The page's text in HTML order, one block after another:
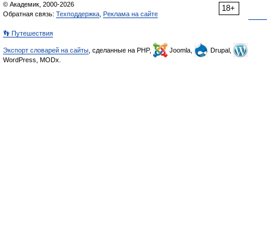
18+
© Академик, 2000-2026
Обратная связь: Техподдержка Реклама на сайте
👣 Путешествия
Экспорт словарей на сайты , сделанные на PHP, Joomla,
Drupal,
WordPress, MODx.